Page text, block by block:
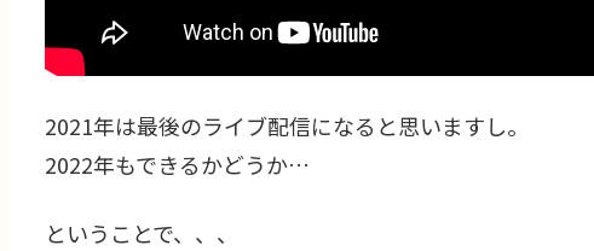
2021年は最後のライブ配信になると思いますし。
2022年もできるかどうか…
ということで、、、